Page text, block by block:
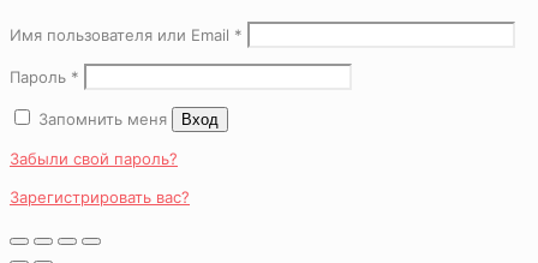
Имя пользователя или Email *
Пароль *
Запомнить меня Вход
Забыли свой пароль?
Зарегистрировать вас?